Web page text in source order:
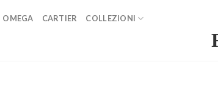
OMEGA CARTIER COLLEZIONI